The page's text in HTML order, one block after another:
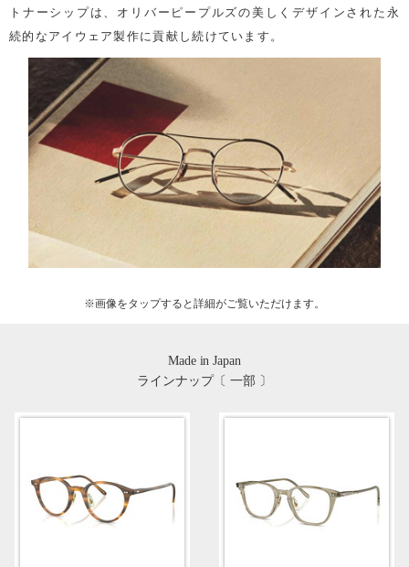
トナーシップは、オリバーピープルズの美しくデザインされた永
続的なアイウェア製作に貢献し続けています。
※画像をタップすると詳細がご覧いただけます。
Made in Japan
ラインナップ〔 一部 〕